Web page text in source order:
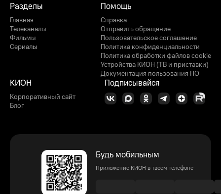
Разделы
Главная
Телеканалы
Фильмы
Сериалы
Помощь
Справка
Отправить обращение
Пользовательское соглашение
Политика конфиденциальности
Политика обработки файлов cookie
Устройства КИОН (ТВ и приставки)
Документация пользования ПО
КИОН
Корпоративный сайт
Блог
Подписывайся
Будь мобильным
Приложение КИОН в твоем телефоне